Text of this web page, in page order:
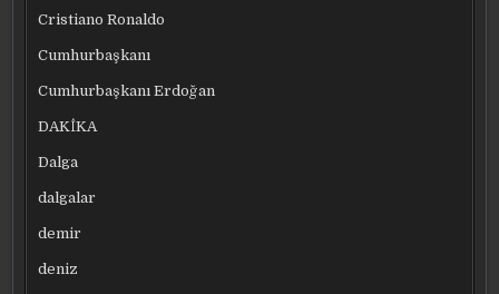
Cristiano Ronaldo
Cumhurbaşkanı
Cumhurbaşkanı Erdoğan
DAKİKA
Dalga
dalgalar
demir
deniz